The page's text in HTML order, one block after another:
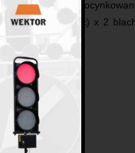
z blachy stalowej
(szerokość) x 2
U-20d